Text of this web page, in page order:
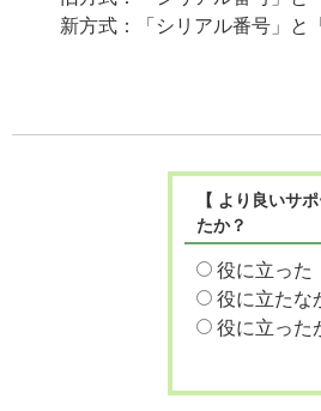
新方式：「シリアル番号」と
【 より良いサ
たか？
役に立った
役に立たな
役に立った